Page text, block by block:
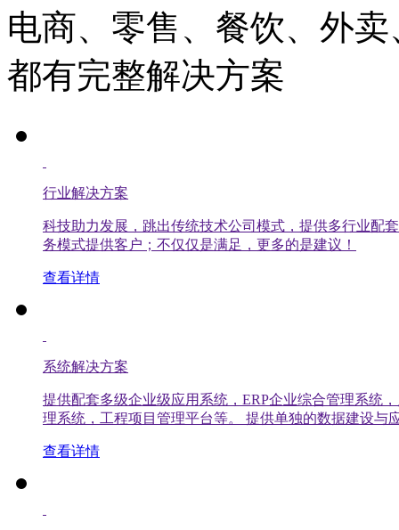
电商、零售、餐饮、外
都有完整解决方案
行业解决方案
科技助力发展，跳出传统技术公司模式，提供多行业配
务模式提供客户；不仅仅是满足，更多的是建议！
查看详情
系统解决方案
提供配套多级企业级应用系统，ERP企业综合管理系统
理系统，工程项目管理平台等。 提供单独的数据建设与
查看详情